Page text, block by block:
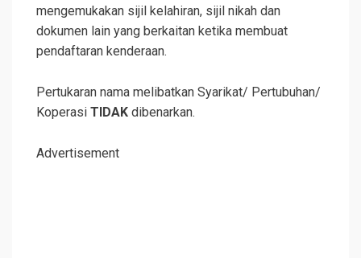
mengemukakan sijil kelahiran, sijil nikah dan
dokumen lain yang berkaitan ketika membuat
pendaftaran kenderaan.
Pertukaran nama melibatkan Syarikat/ Pertubuhan/
Koperasi TIDAK dibenarkan.
Advertisement